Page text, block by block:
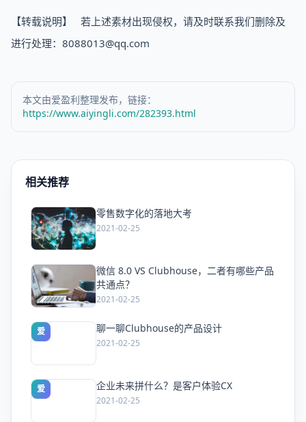
【转载说明】 若上述素材出现侵权，请及时联系我们删除及
进行处理：8088013@qq.com
本文由爱盈利整理发布，链接：
https://www.aiyingli.com/282393.html
相关推荐
爱 零售数字化的落地大考
2021-02-25
爱
微信 8.0 VS Clubhouse，二者有哪些产品
共通点？
2021-02-25
爱 聊一聊Clubhouse的产品设计
2021-02-25
爱 企业未来拼什么？是客户体验CX
2021-02-25